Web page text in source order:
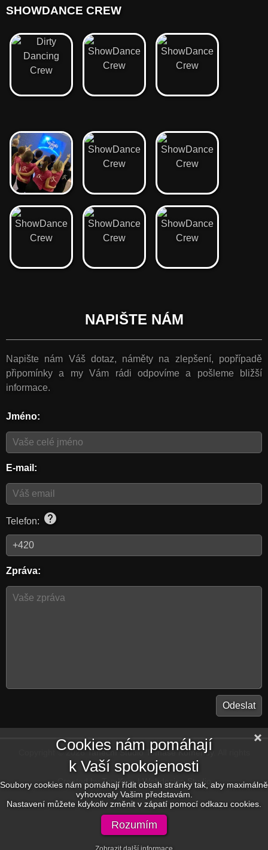
SHOWDANCE CREW
NAPIŠTE NÁM
Napište nám Váš dotaz, náměty na zlepšení, popřípadě
připomínky a my Vám rádi odpovíme a pošleme bližší
informace.
Jméno:
E-mail:
Telefon: help
Zpráva:
Copyright © 2026 Taneční Studio Tomáše Komendy
reserved.
Created by
TomKom | Webdesign Studio
Cookies nám pomáhají
k Vaší spokojenosti
Soubory cookies nám pomáhají řídit obsah stránky tak, aby maximálně
vyhovovaly Vašim představám.
Nastavení můžete kdykoliv změnit v zápatí pomocí odkazu cookies.
Rozumím